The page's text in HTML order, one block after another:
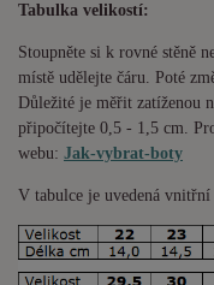
Tabulka velikostí:
Stoupněte si k rovné stěně
místě udělejte čáru. Poté
Důležité je měřit zatíženou
připočítejte 0,5 - 1,5 cm.
webu: Jak-vybrat-boty
V tabulce je uvedená